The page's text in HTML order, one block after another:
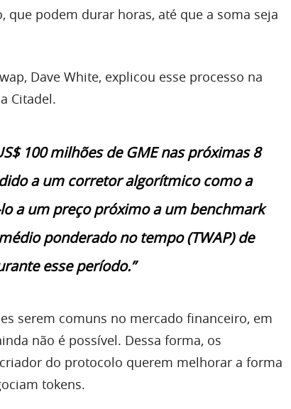
que podem durar horas, até que a soma seja
Dave White, explicou esse processo na
Citadel.
100 milhões de GME nas próximas 8
a um corretor algorítmico como a
a um preço próximo a um benchmark
ponderado no tempo (TWAP) de
esse período.”
serem comuns no mercado financeiro, em
não é possível. Dessa forma, os
do protocolo querem melhorar a forma
tokens.